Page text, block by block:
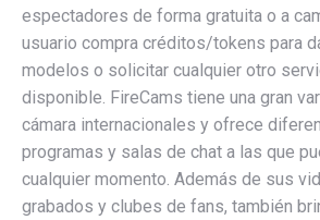
espectadores de forma gratuita o a
usuario compra créditos/tokens para
modelos o solicitar cualquier otro
disponible. FireCams tiene una gran
cámara internacionales y ofrece
programas y salas de chat a las que
cualquier momento. Además de sus
grabados y clubes de fans, también